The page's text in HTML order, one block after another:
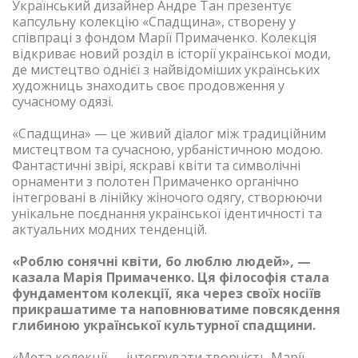
Український дизайнер Андре Тан презентує
капсульну колекцію «Спадщина», створену у
співпраці з фондом Марії Примаченко. Колекція
відкриває новий розділ в історії української моди,
де мистецтво однієї з найвідоміших українських
художниць знаходить своє продовження у
сучасному одязі.
«Спадщина» — це живий діалог між традиційним
мистецтвом та сучасною, урбаністичною модою.
Фантастичні звірі, яскраві квіти та символічні
орнаменти з полотен Примаченко органічно
інтегровані в лінійку жіночого одягу, створюючи
унікальне поєднання української ідентичності та
актуальних модних тенденцій.
«Роблю сонячні квіти, бо люблю людей», —
казала Марія Примаченко. Ця філософія стала
фундаментом колекції, яка через своїх носіїв
прикрашатиме та наповнюватиме повсякдення
глибиною української культурної спадщини.